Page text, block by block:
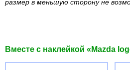
размер в меньшую сторону не
Вместе с наклейкой «Mazda